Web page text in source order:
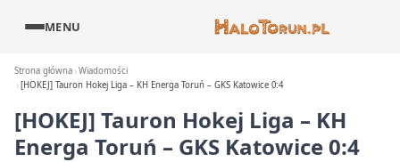
MENU
Strona główna Wiadomości
[HOKEJ] Tauron Hokej Liga – KH Energa Toruń – GKS Katowice 0:4
[HOKEJ] Tauron Hokej Liga – KH
Energa Toruń – GKS Katowice 0:4